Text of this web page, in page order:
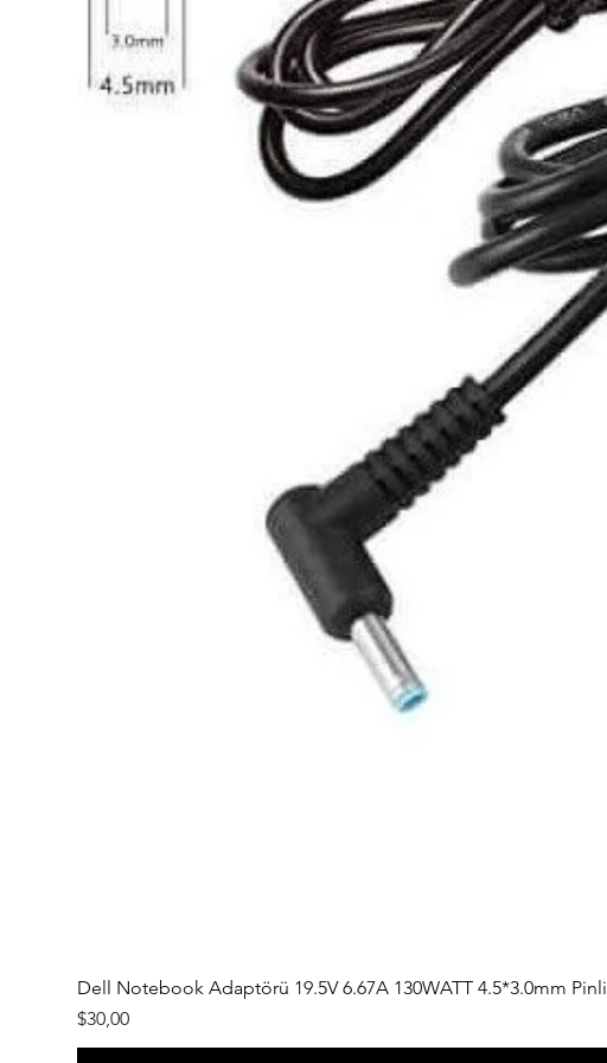
Dell Notebook Adaptörü 19.5V 6.67A 130WATT 4.5*3.0mm Pinli
Fiyat
$30,00